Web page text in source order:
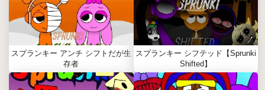
スプランキー アンチ シフトだが生
存者
スプランキー シフテッド【Sprunki
Shifted】